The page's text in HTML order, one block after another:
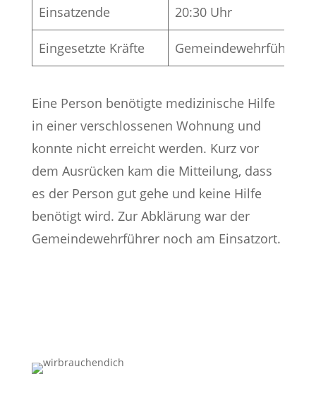
Einsatzende 20:30 Uhr
Eingesetzte Kräfte Gemeindewehrführer
Eine Person benötigte medizinische Hilfe
in einer verschlossenen Wohnung und
konnte nicht erreicht werden. Kurz vor
dem Ausrücken kam die Mitteilung, dass
es der Person gut gehe und keine Hilfe
benötigt wird. Zur Abklärung war der
Gemeindewehrführer noch am Einsatzort.